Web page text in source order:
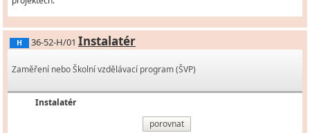
H 36-52-H/01 Instalatér
Zaměření nebo Školní vzdělávací program (ŠVP)
Instalatér
porovnat